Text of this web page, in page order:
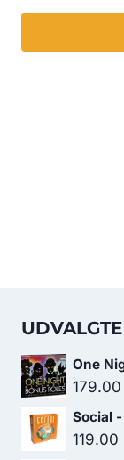
One
179.00
Social
119.00